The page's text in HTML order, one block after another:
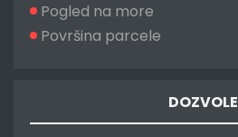
Pogled na more
Površina parcele
DOZVOLE